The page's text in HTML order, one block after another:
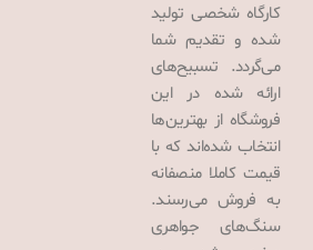
کارگاه شخصی تولید
شده و تقدیم شما
می‌گردد. تسبیح‌های
ارائه شده در این
فروشگاه از بهترین‌ها
انتخاب شده‌اند که با
قیمت کاملا منصفانه
به فروش می‌رسند.
سنگ‌های جواهری